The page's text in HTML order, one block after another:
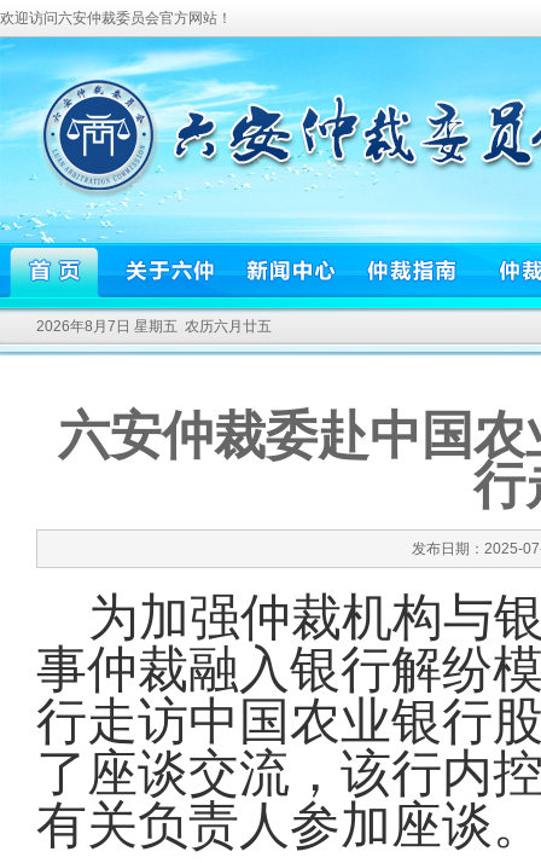
欢迎访问六安仲裁委员会官方网站！
2026年8月7日 星期五 农历六月廿五
六安仲裁委赴中国
行
发布日期：2025-
为加强仲裁机构与
事仲裁融入银行解纷
行走访中国农业银行
了座谈交流，该行内
有关负责人参加座谈